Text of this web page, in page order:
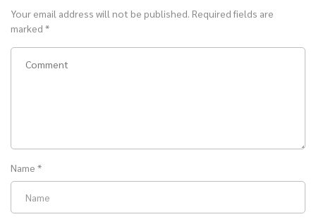
Your email address will not be published. Required fields are
marked *
Name *